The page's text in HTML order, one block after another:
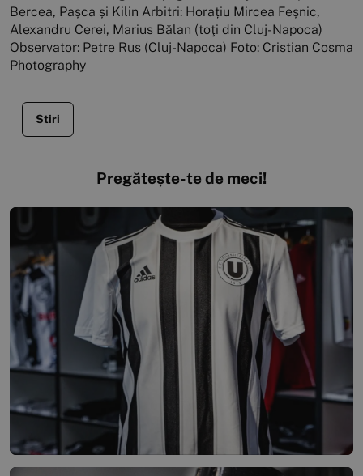
Bercea, Pașca și Kilin Arbitri: Horațiu Mircea Feșnic,
Alexandru Cerei, Marius Bălan (toţi din Cluj-Napoca)
Observator: Petre Rus (Cluj-Napoca) Foto: Cristian Cosma
Photography
Stiri
Pregătește-te de meci!